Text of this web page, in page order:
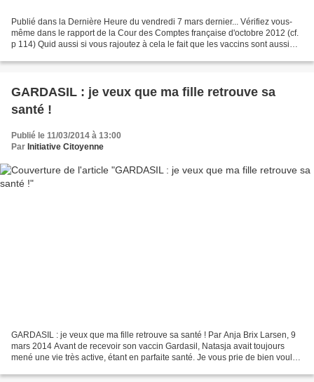
Publié dans la Dernière Heure du vendredi 7 mars dernier... Vérifiez vous-
même dans le rapport de la Cour des Comptes française d'octobre 2012 (cf.
p 114) Quid aussi si vous rajoutez à cela le fait que les vaccins sont aussi
GARDASIL : je veux que ma fille retrouve sa
santé !
Publié le 11/03/2014 à 13:00
Par Initiative Citoyenne
GARDASIL : je veux que ma fille retrouve sa santé ! Par Anja Brix Larsen, 9
mars 2014 Avant de recevoir son vaccin Gardasil, Natasja avait toujours
mené une vie très active, étant en parfaite santé. Je vous prie de bien vouloir